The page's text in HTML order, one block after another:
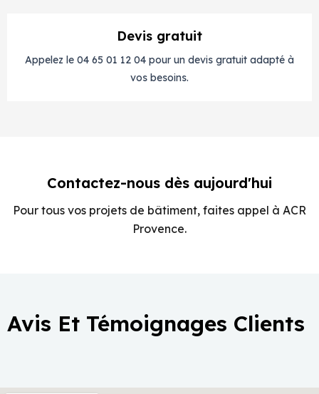
Devis gratuit
Appelez le 04 65 01 12 04 pour un devis gratuit adapté à
vos besoins.
Contactez-nous dès aujourd'hui
Pour tous vos projets de bâtiment, faites appel à ACR
Provence.
Avis Et Témoignages Clients